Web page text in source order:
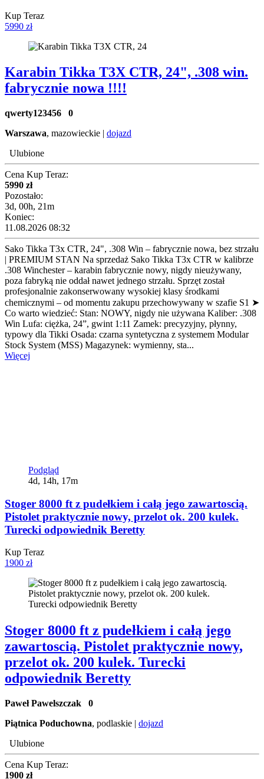
Kup Teraz
5990 zł
Karabin Tikka T3X CTR, 24", .308 win.
fabrycznie nowa !!!!
qwerty123456 0
Warszawa, mazowieckie | dojazd
Ulubione
Cena Kup Teraz:
5990 zł
Pozostało:
3d, 00h, 21m
Koniec:
11.08.2026 08:32
Sako Tikka T3x CTR, 24", .308 Win – fabrycznie nowa, bez strzału
| PREMIUM STAN Na sprzedaż Sako Tikka T3x CTR w kalibrze
.308 Winchester – karabin fabrycznie nowy, nigdy nieużywany,
poza fabryką nie oddał nawet jednego strzału. Sprzęt został
profesjonalnie zakonserwowany wysokiej klasy środkami
chemicznymi – od momentu zakupu przechowywany w szafie S1 ➤
Co warto wiedzieć: Stan: NOWY, nigdy nie używana Kaliber: .308
Win Lufa: ciężka, 24”, gwint 1:11 Zamek: precyzyjny, płynny,
typowy dla Tikki Osada: czarna syntetyczna z systemem Modular
Stock System (MSS) Magazynek: wymienny, sta...
Więcej
Podgląd
4d, 14h, 17m
Stoger 8000 ft z pudełkiem i całą jego zawartoscią.
Pistolet praktycznie nowy, przelot ok. 200 kulek.
Turecki odpowiednik Beretty
Kup Teraz
1900 zł
Stoger 8000 ft z pudełkiem i całą jego
zawartoscią. Pistolet praktycznie nowy,
przelot ok. 200 kulek. Turecki
odpowiednik Beretty
Paweł Pawelszczak 0
Piątnica Poduchowna, podlaskie | dojazd
Ulubione
Cena Kup Teraz:
1900 zł